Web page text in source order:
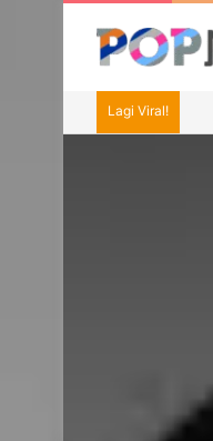
Lagi Viral!